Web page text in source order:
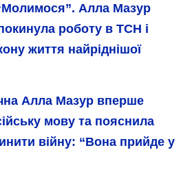
Алла Мазур
роботу в ТСН і
життя найріднішої
Алла Мазур вперше
мову та пояснила
війну: “Вона прийде у